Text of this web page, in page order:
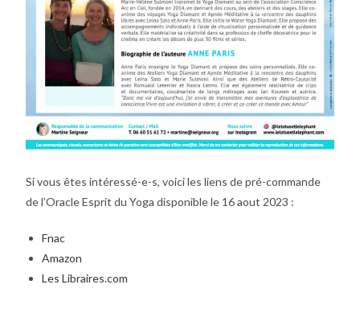
Si vous êtes intéressé-e-s, voici les liens de pré-commande
de l’Oracle Esprit du Yoga disponible le 16 aout 2023 :
Fnac
Amazon
Les Libraires.com